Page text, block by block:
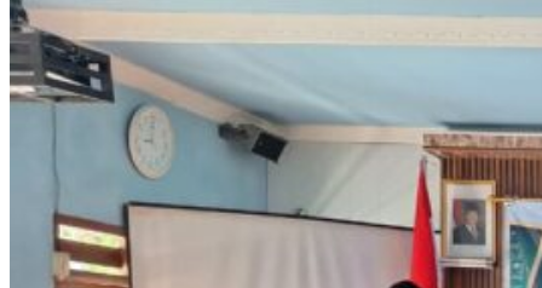
PESANTREN
PEMILU
INKOPPOL
LIFESTYLE
SOSIAL DAN POLITIK
PRESPEKTIF
HUKUM